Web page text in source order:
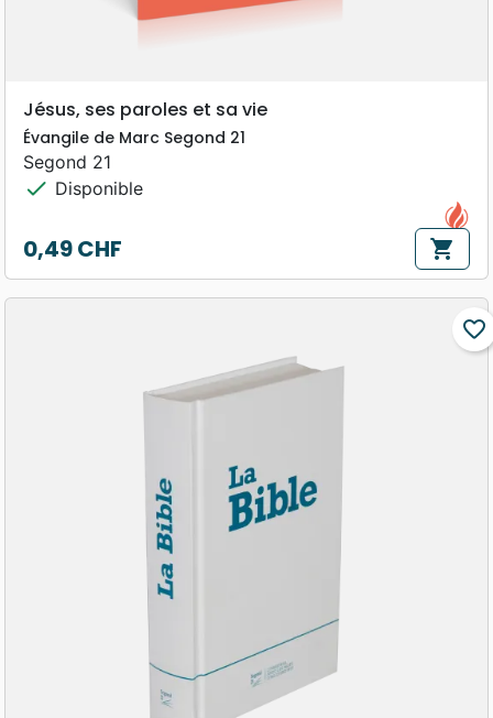
Jésus, ses paroles et sa vie
Évangile de Marc Segond 21
Segond 21
check Disponible
Prix
0,49 CHF shopping_cart
favorite_border